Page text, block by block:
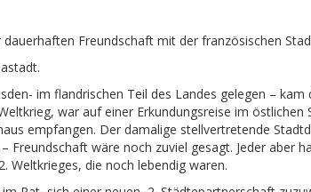
Freundschaft mit der französischen
im flandrischen Teil des Landes gelegen –
war auf einer Erkundungsreise im östlichen
empfangen. Der damalige stellvertretende
wäre noch zuviel gesagt. Jeder aber
Weltkrieges, die noch lebendig waren.